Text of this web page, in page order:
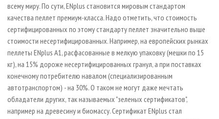
всему миру. По сути, ENplus становится мировым стандартом
качества пеллет премиум­-класса. Надо отметить, что стоимость
сертифицированных по этому стандарту пеллет значительно выше
стоимости несертифицированных. Например, на европейских рынках
пеллеты ENplus A1, расфасованные в мелкую упаковку (мешки по 15
кг), на 15% дороже несертифицированных гранул, а при поставках
конечному потребителю навалом (специализированным
автотранспортом) - на 30%. О таком не могут даже мечтать
обладатели других, так называемых "зеленых сертификатов",
например на древесину и биомассу. Сертификат ENplus стал